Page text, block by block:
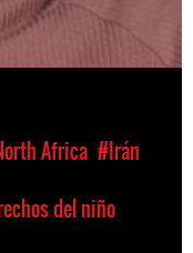
Africa #Irán
del niño